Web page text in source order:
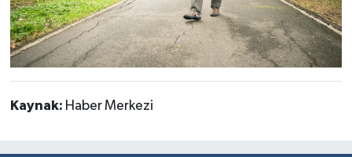
Kaynak: Haber Merkezi